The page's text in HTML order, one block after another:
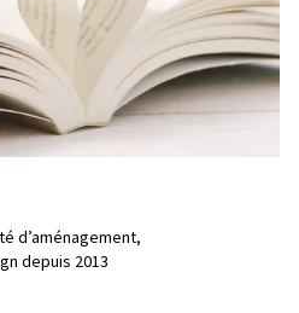
d’aménagement,
depuis 2013